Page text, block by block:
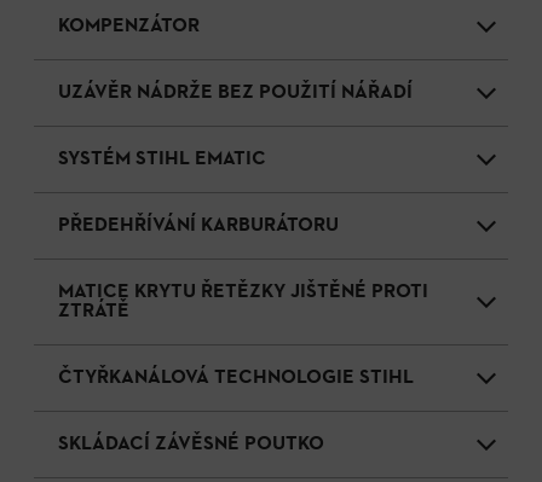
KOMPENZÁTOR
UZÁVĚR NÁDRŽE BEZ POUŽITÍ NÁŘADÍ
SYSTÉM STIHL EMATIC
PŘEDEHŘÍVÁNÍ KARBURÁTORU
MATICE KRYTU ŘETĚZKY JIŠTĚNÉ PROTI
ZTRÁTĚ
ČTYŘKANÁLOVÁ TECHNOLOGIE STIHL
SKLÁDACÍ ZÁVĚSNÉ POUTKO